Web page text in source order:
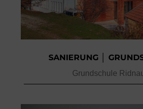
SANIERUNG │
Grundschule